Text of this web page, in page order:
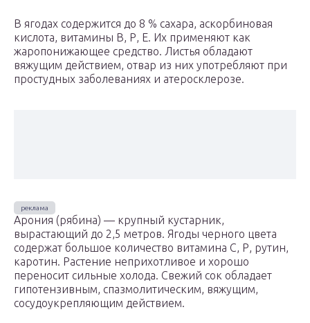
В ягодах содержится до 8 % сахара, аскорбиновая
кислота, витамины В, Р, Е. Их применяют как
жаропонижающее средство. Листья обладают
вяжущим действием, отвар из них употребляют при
простудных заболеваниях и атеросклерозе.
Арония (рябина) — крупный кустарник,
вырастающий до 2,5 метров. Ягоды черного цвета
содержат большое количество витамина С, Р, рутин,
каротин. Растение неприхотливое и хорошо
переносит сильные холода. Свежий сок обладает
гипотензивным, спазмолитическим, вяжущим,
сосудоукрепляющим действием.